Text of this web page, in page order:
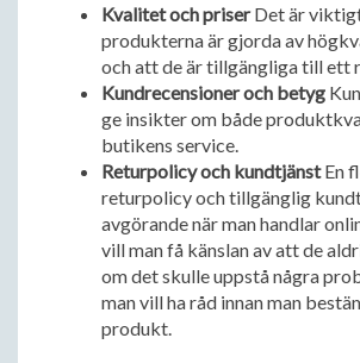
Kvalitet och priserDet är
produkterna är gjorda av
och att de är tillgängliga till ett
Kundrecensioner och betyg
ge insikter om både
butikens service.
Returpolicy och kundtjänstEn
returpolicy och tillgänglig
avgörande när man handlar
vill man få känslan av att de
om det skulle uppstå några
man vill ha råd innan man
produkt.